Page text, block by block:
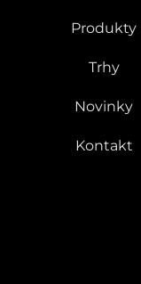
Produkty
Trhy
Novinky
Kontakt